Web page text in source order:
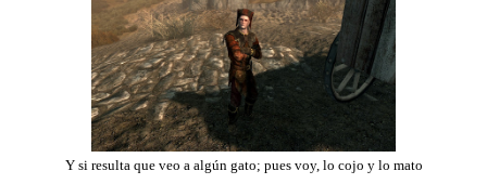
Y si resulta que veo a algún gato; pues voy, lo cojo y lo mato